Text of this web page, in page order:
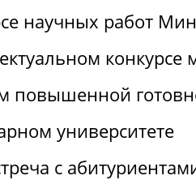
научных работ
конкурсе
повышенной
университете
с